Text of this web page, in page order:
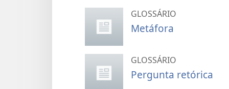
GLOSSÁRIO
Metáfora
GLOSSÁRIO
Pergunta retórica